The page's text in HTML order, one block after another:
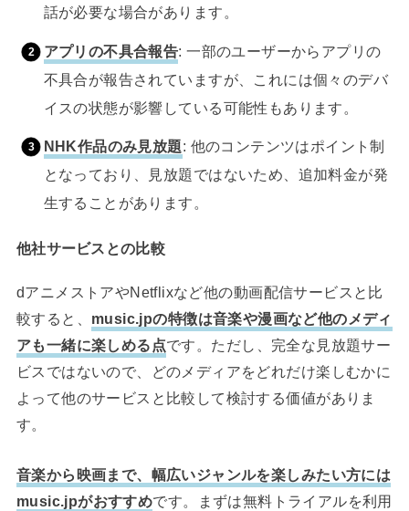
話が必要な場合があります。
アプリの不具合報告: 一部のユーザーからアプリの
不具合が報告されていますが、これには個々のデバ
イスの状態が影響している可能性もあります。
NHK作品のみ見放題: 他のコンテンツはポイント制
となっており、見放題ではないため、追加料金が発
生することがあります。
他社サービスとの比較
dアニメストアやNetflixなど他の動画配信サービスと比
較すると、 music.jpの特徴は音楽や漫画など他のメディ
アも一緒に楽しめる点です。ただし、完全な見放題サー
ビスではないので、どのメディアをどれだけ楽しむかに
よって他のサービスと比較して検討する価値がありま
す。
音楽から映画まで、幅広いジャンルを楽しみたい方には
music.jpがおすすめです。まずは無料トライアルを利用